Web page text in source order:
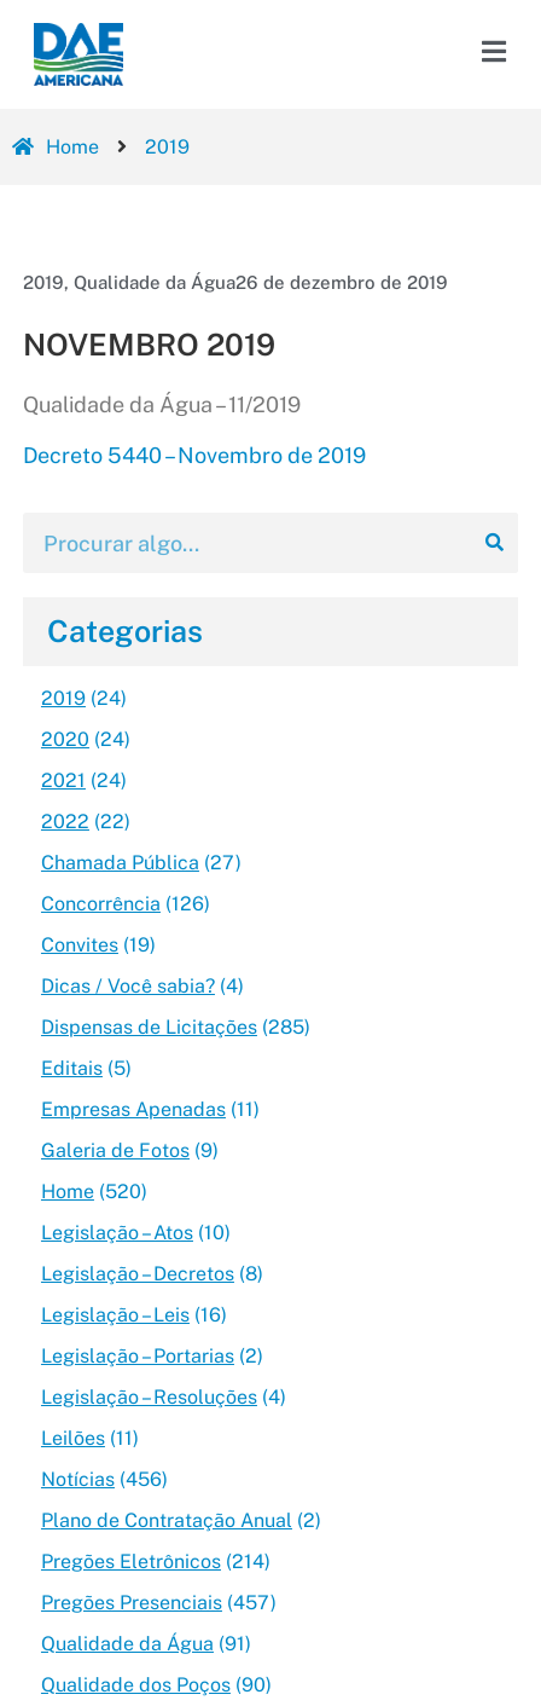
Home 2019
2019, Qualidade da Água26 de dezembro de 2019
NOVEMBRO 2019
Qualidade da Água – 11/2019
Decreto 5440 – Novembro de 2019
Categorias
2019(24)
2020 (24)
2021 (24)
2022 (22)
Chamada Pública (27)
Concorrência (126)
Convites(19)
Dicas / Você sabia?(4)
Dispensas de Licitações(285)
Editais(5)
Empresas Apenadas(11)
Galeria de Fotos(9)
Home(520)
Legislação – Atos(10)
Legislação – Decretos(8)
Legislação – Leis(16)
Legislação – Portarias(2)
Legislação – Resoluções(4)
Leilões(11)
Notícias(456)
Plano de Contratação Anual (2)
Pregões Eletrônicos(214)
Pregões Presenciais(457)
Qualidade da Água (91)
Qualidade dos Poços(90)